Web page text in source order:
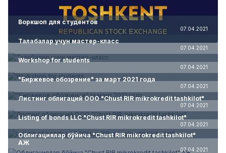
Воркшоп для студентов
07.04.2021
Талабалар учун мастер-класс
07.04.2021
Workshop for students
07.04.2021
"Биржевое обозрение" за март 2021 года
07.04.2021
Листинг облигаций ООО "Chust RIR mikrokredit tashkilot"
07.04.2021
Listing of bonds LLC "Chust RIR mikrokredit tashkilot"
07.04.2021
Облигациялар бўйича "Chust RIR mikrokredit tashkilot"
АЖ
07.04.2021